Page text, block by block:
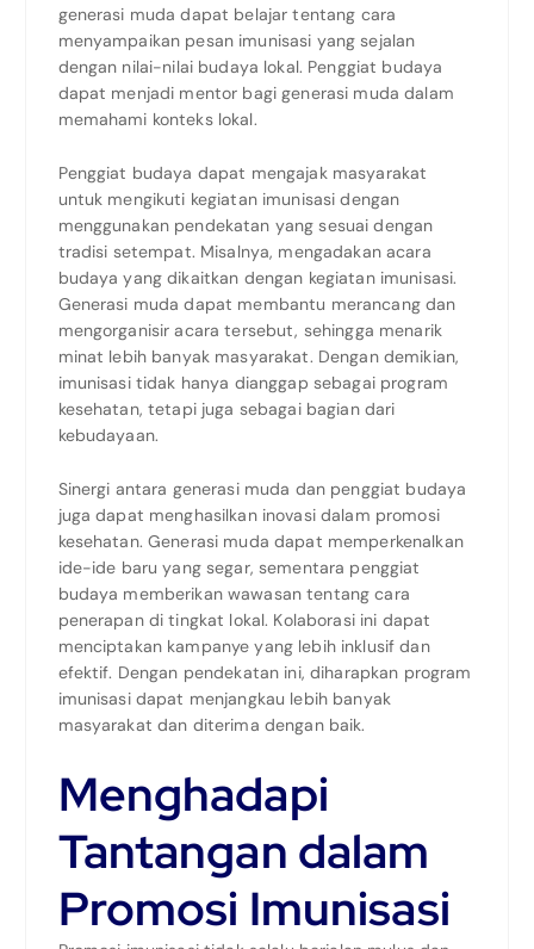
generasi muda dapat belajar tentang cara
menyampaikan pesan imunisasi yang sejalan
dengan nilai-nilai budaya lokal. Penggiat budaya
dapat menjadi mentor bagi generasi muda dalam
memahami konteks lokal.
Penggiat budaya dapat mengajak masyarakat
untuk mengikuti kegiatan imunisasi dengan
menggunakan pendekatan yang sesuai dengan
tradisi setempat. Misalnya, mengadakan acara
budaya yang dikaitkan dengan kegiatan imunisasi.
Generasi muda dapat membantu merancang dan
mengorganisir acara tersebut, sehingga menarik
minat lebih banyak masyarakat. Dengan demikian,
imunisasi tidak hanya dianggap sebagai program
kesehatan, tetapi juga sebagai bagian dari
kebudayaan.
Sinergi antara generasi muda dan penggiat budaya
juga dapat menghasilkan inovasi dalam promosi
kesehatan. Generasi muda dapat memperkenalkan
ide-ide baru yang segar, sementara penggiat
budaya memberikan wawasan tentang cara
penerapan di tingkat lokal. Kolaborasi ini dapat
menciptakan kampanye yang lebih inklusif dan
efektif. Dengan pendekatan ini, diharapkan program
imunisasi dapat menjangkau lebih banyak
masyarakat dan diterima dengan baik.
Menghadapi
Tantangan dalam
Promosi Imunisasi